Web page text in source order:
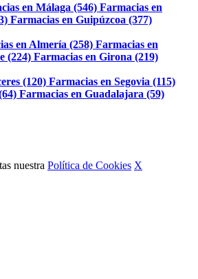
en Málaga (546) Farmacias en
Farmacias en Guipúzcoa (377)
en Almería (258) Farmacias en
(224) Farmacias en Girona (219)
(120) Farmacias en Segovia (115)
Farmacias en Guadalajara (59)
nuestra Política de Cookies X